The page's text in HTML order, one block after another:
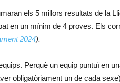
els 5 millors resultats de la
en un mínim de 4 proves. Els
2024).
Perquè un equip puntuï en
obligatòriament un de cada